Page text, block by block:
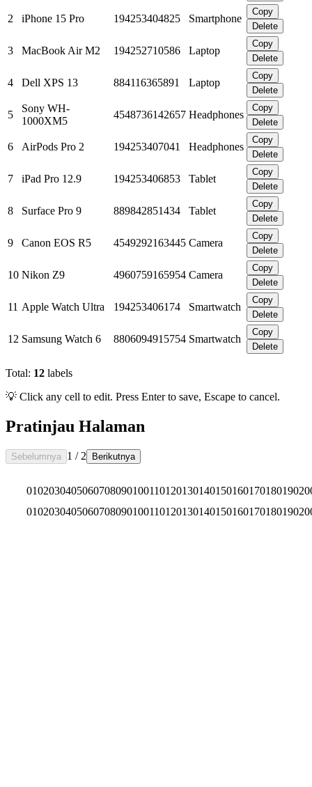
2 iPhone 15 Pro 194253404825 Smartphone
Copy
Delete
3 MacBook Air M2 194252710586 Laptop
Copy
Delete
4 Dell XPS 13 884116365891 Laptop
Copy
Delete
5
Sony WH-
1000XM5
4548736142657 Headphones
Copy
Delete
6 AirPods Pro 2 194253407041 Headphones
Copy
Delete
7 iPad Pro 12.9 194253406853 Tablet
Copy
Delete
8 Surface Pro 9 889842851434 Tablet
Copy
Delete
9 Canon EOS R5 4549292163445 Camera
Copy
Delete
10 Nikon Z9 4960759165954 Camera
Copy
Delete
11 Apple Watch Ultra 194253406174 Smartwatch
Copy
Delete
12 Samsung Watch 6 8806094915754 Smartwatch
Copy
Delete
Total: 12 labels
💡 Click any cell to edit. Press Enter to save, Escape to cancel.
Pratinjau Halaman
Sebelumnya 1 /2 Berikutnya
0102030405060708090100110120130140150160170180190
0102030405060708090100110120130140150160170180190